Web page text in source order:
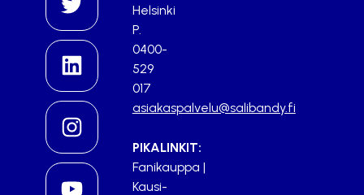
Helsinki
P.
0400-
529
017
asiakaspalvelu@salibandy.fi
PIKALINKIT:
Fanikauppa |
Kausi-